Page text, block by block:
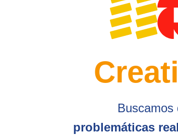
Buscamos
problemáticas